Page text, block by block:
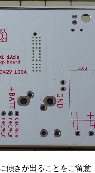
傾きが出ることをご留意